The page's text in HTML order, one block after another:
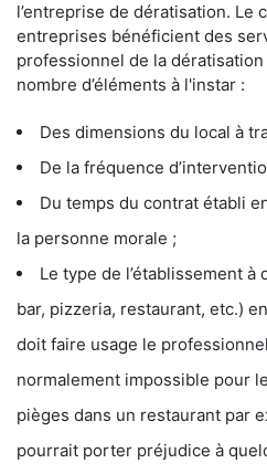
l’entreprise de dératisation. Le
entreprises bénéficient des
professionnel de la
nombre d’éléments à l'instar :
Des dimensions du local à
De la fréquence
Du temps du contrat établi
la personne morale ;
Le type de l’établissement
bar, pizzeria, restaurant, etc.)
doit faire usage le
normalement impossible pour
pièges dans un restaurant par
pourrait porter préjudice à